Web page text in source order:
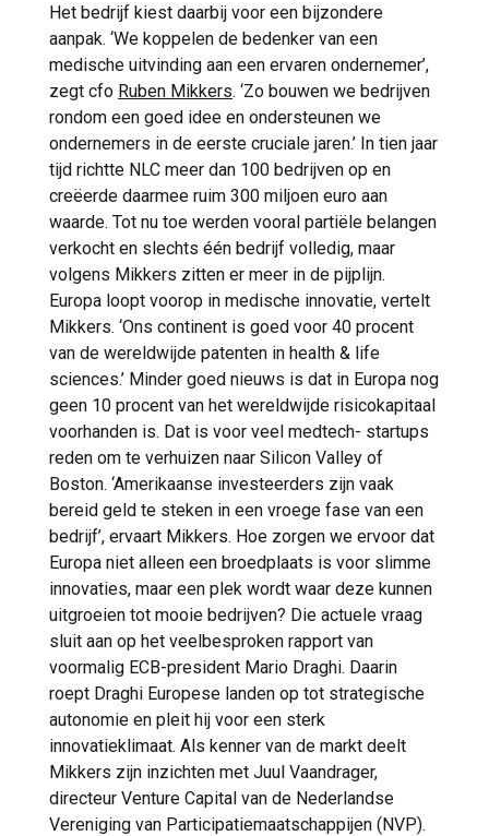
Het bedrijf kiest daarbij voor een bijzondere
aanpak. ‘We koppelen de bedenker van een
medische uitvinding aan een ervaren ondernemer’,
zegt cfo Ruben Mikkers. ‘Zo bouwen we bedrijven
rondom een goed idee en ondersteunen we
ondernemers in de eerste cruciale jaren.’ In tien jaar
tijd richtte NLC meer dan 100 bedrijven op en
creëerde daarmee ruim 300 miljoen euro aan
waarde. Tot nu toe werden vooral partiële belangen
verkocht en slechts één bedrijf volledig, maar
volgens Mikkers zitten er meer in de pijplijn.
Europa loopt voorop in medische innovatie, vertelt
Mikkers. ‘Ons continent is goed voor 40 procent
van de wereldwijde patenten in health & life
sciences.’ Minder goed nieuws is dat in Europa nog
geen 10 procent van het wereldwijde risicokapitaal
voorhanden is. Dat is voor veel medtech- startups
reden om te verhuizen naar Silicon Valley of
Boston. ‘Amerikaanse investeerders zijn vaak
bereid geld te steken in een vroege fase van een
bedrijf’, ervaart Mikkers. Hoe zorgen we ervoor dat
Europa niet alleen een broedplaats is voor slimme
innovaties, maar een plek wordt waar deze kunnen
uitgroeien tot mooie bedrijven? Die actuele vraag
sluit aan op het veelbesproken rapport van
voormalig ECB-president Mario Draghi. Daarin
roept Draghi Europese landen op tot strategische
autonomie en pleit hij voor een sterk
innovatieklimaat. Als kenner van de markt deelt
Mikkers zijn inzichten met Juul Vaandrager,
directeur Venture Capital van de Nederlandse
Vereniging van Participatiemaatschappijen (NVP).